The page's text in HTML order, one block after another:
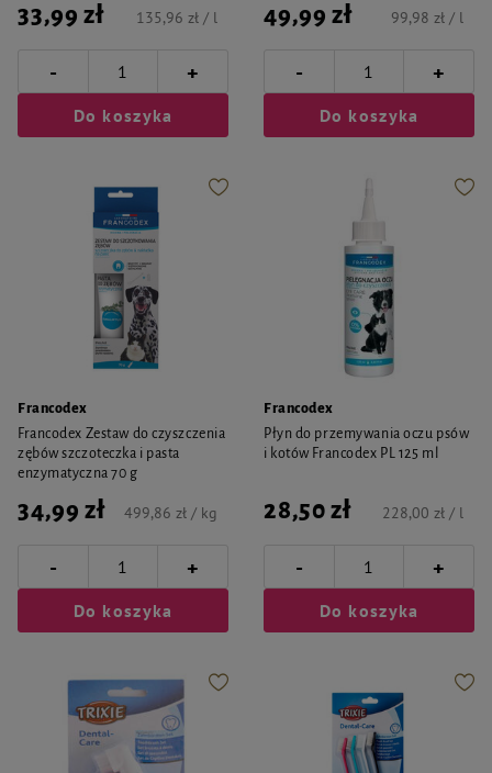
33,99 zł 135,96 zł / l
- +
Do koszyka
49,99 zł 99,98 zł / l
- +
Do koszyka
Francodex
Francodex Zestaw do czyszczenia
zębów szczoteczka i pasta
enzymatyczna 70 g
34,99 zł 499,86 zł / kg
- +
Do koszyka
Francodex
Płyn do przemywania oczu psów
i kotów Francodex PL 125 ml
28,50 zł 228,00 zł / l
- +
Do koszyka